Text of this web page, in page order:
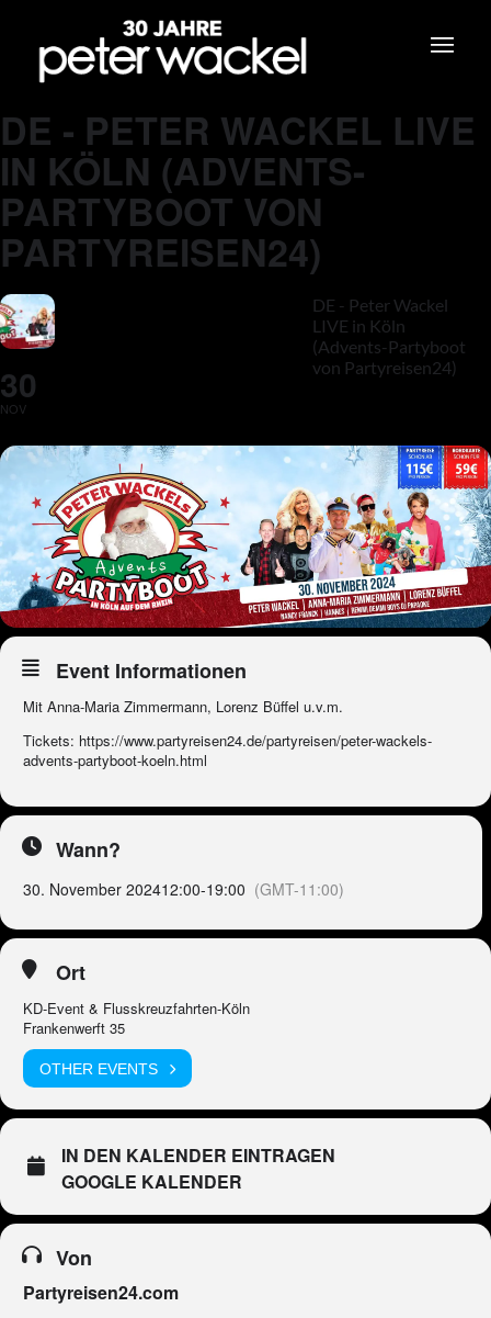
DE - PETER WACKEL LIVE
IN KÖLN (ADVENTS-
PARTYBOOT VON
PARTYREISEN24)
30
NOV
DE - Peter Wackel
LIVE in Köln
(Advents-Partyboot
von Partyreisen24)
Event Informationen
Mit Anna-Maria Zimmermann, Lorenz Büffel u.v.m.
Tickets: https://www.partyreisen24.de/partyreisen/peter-wackels-
advents-partyboot-koeln.html
Wann?
30. November 202412:00-19:00 (GMT-11:00)
Ort
KD-Event & Flusskreuzfahrten-Köln
Frankenwerft 35
OTHER EVENTS
IN DEN KALENDER EINTRAGEN
GOOGLE KALENDER
Von
Partyreisen24.com